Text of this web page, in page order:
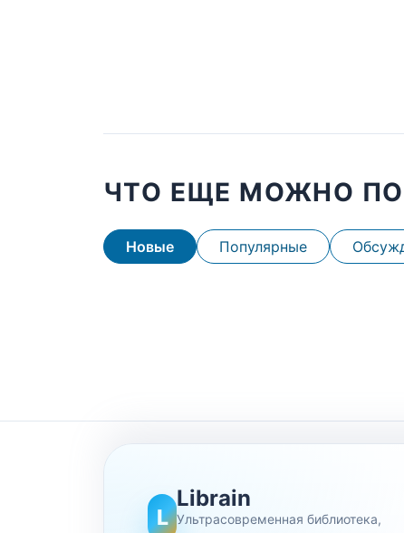
ЧТО ЕЩЕ МОЖНО
Новые Популярные
L
Librain
Ультрасовременная библиотека,